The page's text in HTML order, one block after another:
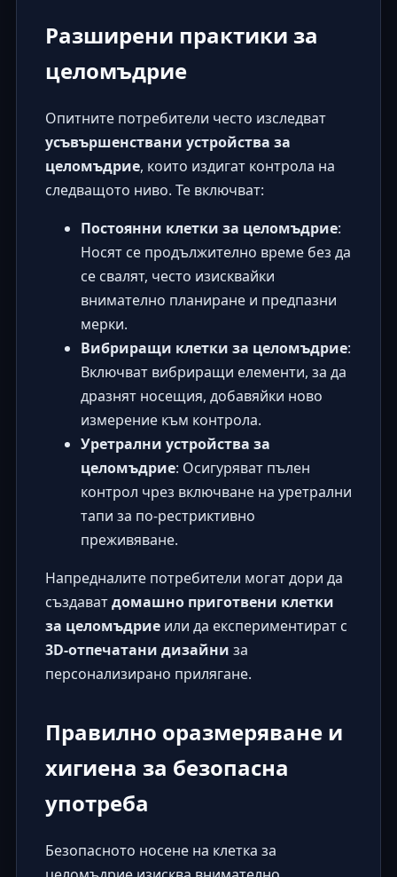
Разширени практики за
целомъдрие
Опитните потребители често изследват
усъвършенствани устройства за
целомъдрие, които издигат контрола на
следващото ниво. Те включват:
Постоянни клетки за целомъдрие:
Носят се продължително време без да
се свалят, често изисквайки
внимателно планиране и предпазни
мерки.
Вибриращи клетки за целомъдрие:
Включват вибриращи елементи, за да
дразнят носещия, добавяйки ново
измерение към контрола.
Уретрални устройства за
целомъдрие: Осигуряват пълен
контрол чрез включване на уретрални
тапи за по-рестриктивно
преживяване.
Напредналите потребители могат дори да
създаватдомашно приготвени клетки
за целомъдриеили да експериментират с
3D-отпечатани дизайни за
персонализирано прилягане.
Правилно оразмеряване и
хигиена за безопасна
употреба
Безопасното носене на клетка за